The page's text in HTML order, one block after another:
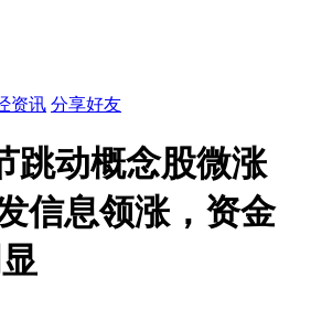
资讯 分享好友
跳动概念股微涨
信息领涨，资金